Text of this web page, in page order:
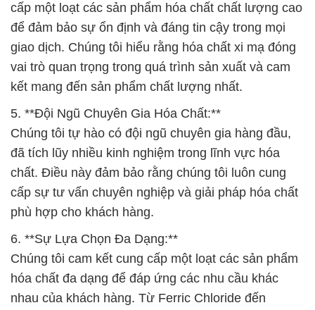
cấp một loạt các sản phẩm hóa chất chất lượng cao
để đảm bảo sự ổn định và đáng tin cậy trong mọi
giao dịch. Chúng tôi hiểu rằng hóa chất xi mạ đóng
vai trò quan trọng trong quá trình sản xuất và cam
kết mang đến sản phẩm chất lượng nhất.
5. **Đội Ngũ Chuyên Gia Hóa Chất:**
Chúng tôi tự hào có đội ngũ chuyên gia hàng đầu,
đã tích lũy nhiều kinh nghiệm trong lĩnh vực hóa
chất. Điều này đảm bảo rằng chúng tôi luôn cung
cấp sự tư vấn chuyên nghiệp và giải pháp hóa chất
phù hợp cho khách hàng.
6. **Sự Lựa Chọn Đa Dạng:**
Chúng tôi cam kết cung cấp một loạt các sản phẩm
hóa chất đa dạng để đáp ứng các nhu cầu khác
nhau của khách hàng. Từ Ferric Chloride đến